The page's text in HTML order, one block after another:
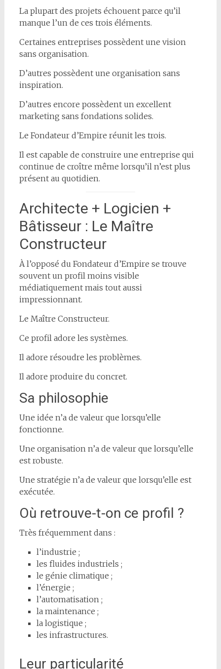
La plupart des projets échouent parce qu’il
manque l’un de ces trois éléments.
Certaines entreprises possèdent une vision
sans organisation.
D’autres possèdent une organisation sans
inspiration.
D’autres encore possèdent un excellent
marketing sans fondations solides.
Le Fondateur d’Empire réunit les trois.
Il est capable de construire une entreprise qui
continue de croître même lorsqu’il n’est plus
présent au quotidien.
Architecte + Logicien +
Bâtisseur : Le Maître
Constructeur
À l’opposé du Fondateur d’Empire se trouve
souvent un profil moins visible
médiatiquement mais tout aussi
impressionnant.
Le Maître Constructeur.
Ce profil adore les systèmes.
Il adore résoudre les problèmes.
Il adore produire du concret.
Sa philosophie
Une idée n’a de valeur que lorsqu’elle
fonctionne.
Une organisation n’a de valeur que lorsqu’elle
est robuste.
Une stratégie n’a de valeur que lorsqu’elle est
exécutée.
Où retrouve-t-on ce profil ?
Très fréquemment dans :
l’industrie ;
les fluides industriels ;
le génie climatique ;
l’énergie ;
l’automatisation ;
la maintenance ;
la logistique ;
les infrastructures.
Leur particularité